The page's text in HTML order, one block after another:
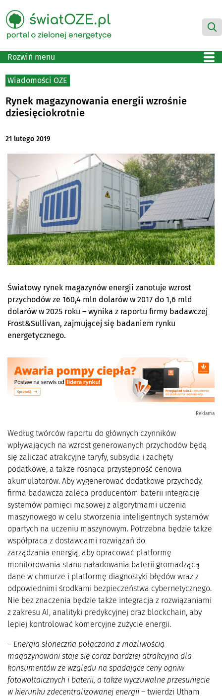
Rozwiń menu
Wiadomości OZE
Rynek magazynowania energii wzrośnie
dziesięciokrotnie
21 lutego 2019
Światowy rynek magazynów energii zanotuje wzrost
przychodów ze 160,4 mln dolarów w 2017 do 1,6 mld
dolarów w 2025 roku – wynika z raportu firmy badawczej
Frost&Sullivan, zajmującej się badaniem rynku
energetycznego.
Reklama
Według twórców raportu do głównych czynników
wpływających na wzrost generowanych przychodów będą
się zaliczać atrakcyjne taryfy, subsydia i zachęty
podatkowe, a także rosnąca przystępność cenowa
akumulatorów. Aby wygenerować dodatkowe przychody,
firma badawcza zaleca producentom baterii integrację
systemów pamięci masowej z algorytmami uczenia
maszynowego w celu stworzenia inteligentnych systemów
opartych na uczeniu maszynowym. Potrzebna będzie także
współpraca z dostawcami rozwiązań do
zarządzania energią, aby opracować platformę
monitorowania stanu naładowania baterii gromadzącą
dane w chmurze i platformę diagnostyki błędów wraz z
odpowiednimi środkami bezpieczeństwa cybernetycznego.
Nie bez znaczenia będzie także integracja z rozwiązaniami
z zakresu AI, analityki predykcyjnej oraz blockchain, aby
lepiej kontrolować komercyjne zużycie energii.
– Energia słoneczna połączona z możliwością
magazynowani staje się coraz bardziej atrakcyjna dla
konsumentów ze względu na spadające ceny ogniw
fotowoltaicznych i baterii, a także wyczuwalne przesunięcie
w kierunku zdecentralizowanej energii – twierdzi Utham